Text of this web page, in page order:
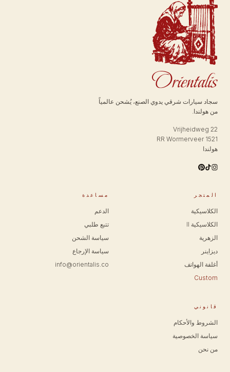
سجاد سيارات شرقي يدوي الصنع، يُشحن عالمياً
من هولندا.
Vrijheidweg 22
1521 RR Wormerveer
هولندا
المتجر
الكلاسيكية
الكلاسيكية II
الزهرية
ديزاينر
أغلفة الهواتف
Custom
مساعدة
الدعم
تتبع طلبي
سياسة الشحن
سياسة الإرجاع
info@orientalis.co
قانوني
الشروط والأحكام
سياسة الخصوصية
من نحن